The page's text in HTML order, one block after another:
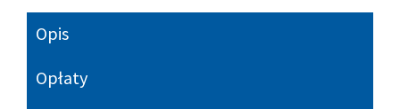
Opis
Opłaty